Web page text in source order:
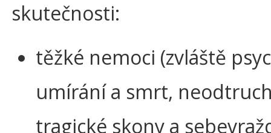
skutečnosti:
těžké nemoci (zvláště
umírání a smrt,
tragické skony a